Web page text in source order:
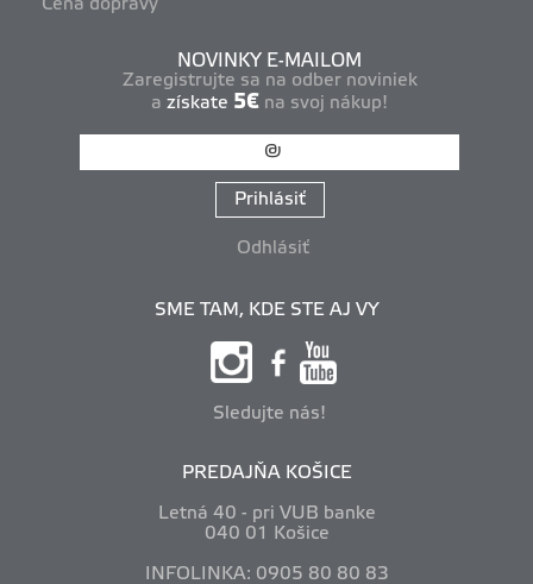
Cena dopravy
NOVINKY E-MAILOM
Zaregistrujte sa na odber noviniek
a získate 5€ na svoj nákup!
Prihlásiť
Odhlásiť
SME TAM, KDE STE AJ VY
Sledujte nás!
PREDAJŇA KOŠICE
Letná 40 - pri VUB banke
040 01 Košice
INFOLINKA: 0905 80 80 83